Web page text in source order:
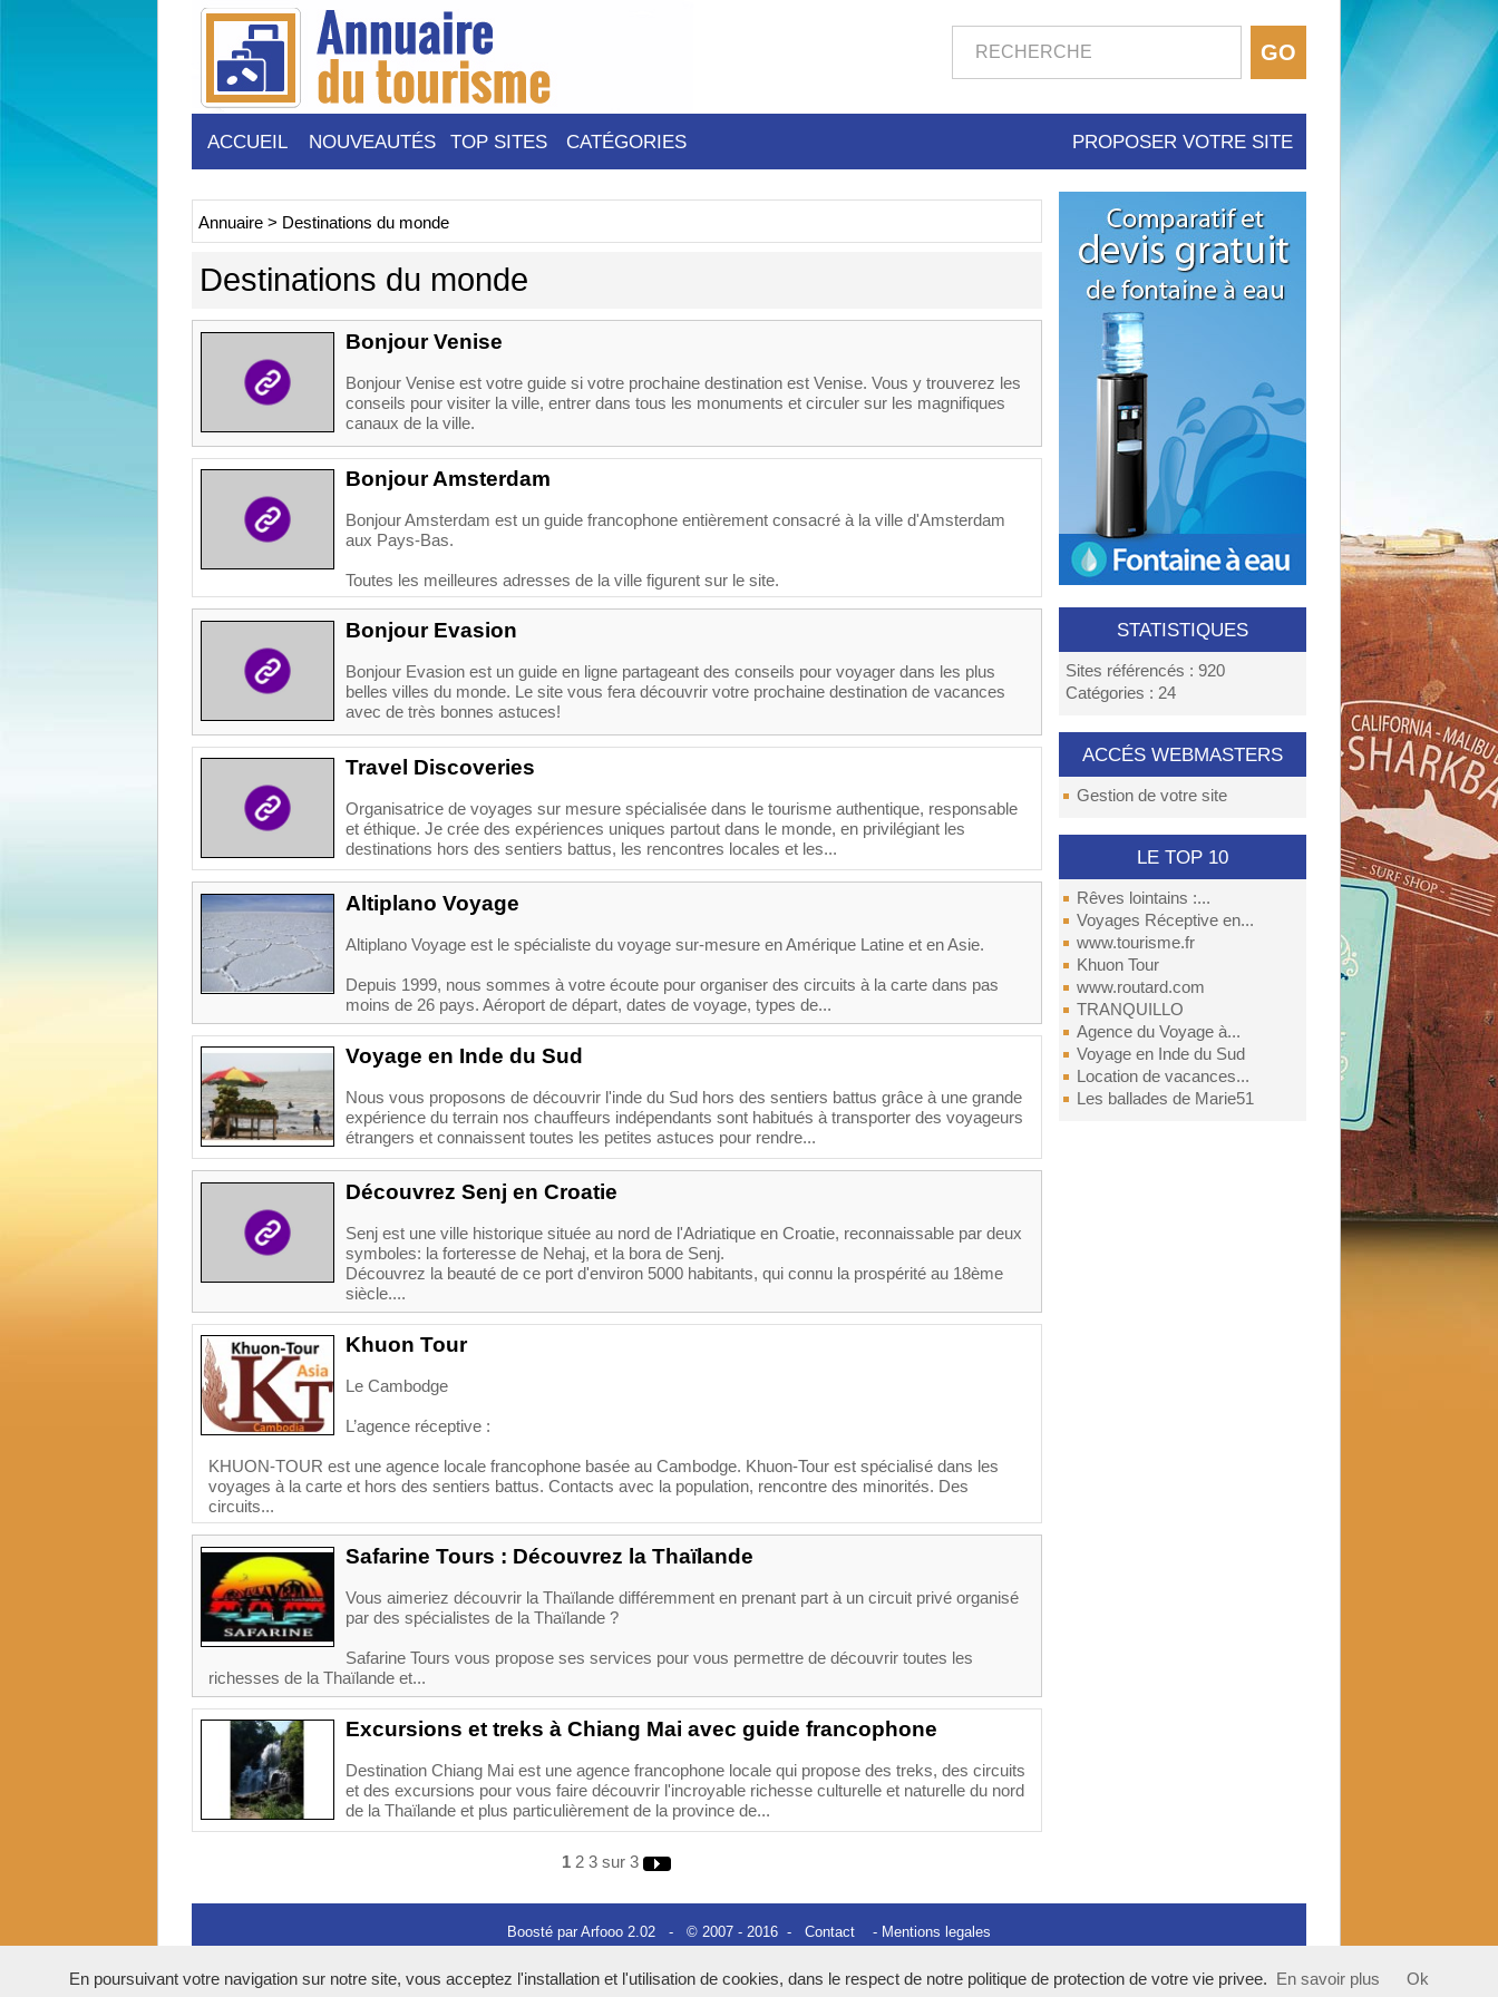
ACCUEIL NOUVEAUTÉS TOP SITES CATÉGORIES PROPOSER VOTRE SITE
STATISTIQUES
Sites référencés : 920
Catégories : 24
ACCÉS WEBMASTERS
Gestion de votre site
LE TOP 10
Rêves lointains :...
Voyages Réceptive en...
www.tourisme.fr
Khuon Tour
www.routard.com
TRANQUILLO
Agence du Voyage à...
Voyage en Inde du Sud
Location de vacances...
Les ballades de Marie51
Annuaire > Destinations du monde
Destinations du monde
Bonjour Venise
Bonjour Venise est votre guide si votre prochaine destination est Venise. Vous y trouverez les
conseils pour visiter la ville, entrer dans tous les monuments et circuler sur les magnifiques
canaux de la ville.
Bonjour Amsterdam
Bonjour Amsterdam est un guide francophone entièrement consacré à la ville d'Amsterdam
aux Pays-Bas.
Toutes les meilleures adresses de la ville figurent sur le site.
Bonjour Evasion
Bonjour Evasion est un guide en ligne partageant des conseils pour voyager dans les plus
belles villes du monde. Le site vous fera découvrir votre prochaine destination de vacances
avec de très bonnes astuces!
Travel Discoveries
Organisatrice de voyages sur mesure spécialisée dans le tourisme authentique, responsable
et éthique. Je crée des expériences uniques partout dans le monde, en privilégiant les
destinations hors des sentiers battus, les rencontres locales et les...
Altiplano Voyage
Altiplano Voyage est le spécialiste du voyage sur-mesure en Amérique Latine et en Asie.
Depuis 1999, nous sommes à votre écoute pour organiser des circuits à la carte dans pas
moins de 26 pays. Aéroport de départ, dates de voyage, types de...
Voyage en Inde du Sud
Nous vous proposons de découvrir l'inde du Sud hors des sentiers battus grâce à une grande
expérience du terrain nos chauffeurs indépendants sont habitués à transporter des voyageurs
étrangers et connaissent toutes les petites astuces pour rendre...
Découvrez Senj en Croatie
Senj est une ville historique située au nord de l'Adriatique en Croatie, reconnaissable par deux
symboles: la forteresse de Nehaj, et la bora de Senj.
Découvrez la beauté de ce port d'environ 5000 habitants, qui connu la prospérité au 18ème
siècle....
Khuon Tour
Le Cambodge
L’agence réceptive :
KHUON-TOUR est une agence locale francophone basée au Cambodge. Khuon-Tour est spécialisé dans les
voyages à la carte et hors des sentiers battus. Contacts avec la population, rencontre des minorités. Des
circuits...
Safarine Tours : Découvrez la Thaïlande
Vous aimeriez découvrir la Thaïlande différemment en prenant part à un circuit privé organisé
par des spécialistes de la Thaïlande ?
Safarine Tours vous propose ses services pour vous permettre de découvrir toutes les
richesses de la Thaïlande et...
Excursions et treks à Chiang Mai avec guide francophone
Destination Chiang Mai est une agence francophone locale qui propose des treks, des circuits
et des excursions pour vous faire découvrir l'incroyable richesse culturelle et naturelle du nord
de la Thaïlande et plus particulièrement de la province de...
1 2 3 sur 3
Boosté par Arfooo 2.02 - © 2007 - 2016 - Contact - Mentions legales
En poursuivant votre navigation sur notre site, vous acceptez l'installation et l'utilisation de cookies, dans le respect de notre politique de protection de votre vie privee. En savoir plus Ok